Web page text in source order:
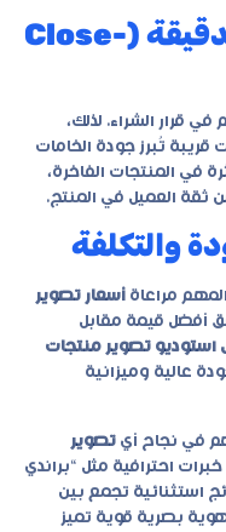
التركيز على التفاصيل الدقيقة (Close-
قرار الشراء. لذلك،
قريبة تُبرز جودة الخامات
في المنتجات الفاخرة،
ثقة العميل في المنتج.
والتكلفة
مراعاة أسعار تصوير
أفضل قيمة مقابل
استوديو تصوير منتجات
عالية وميزانية
في نجاح أي تصوير
احترافية مثل “براندي
استثنائية تجمع بين
هوية بصرية قوية تميز